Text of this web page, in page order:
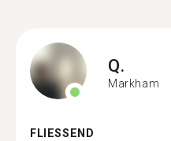
Q.
Markham
FLIESSEND